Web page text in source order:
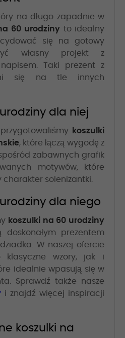
na długo zapadnie w
60 urodziny to idealny
się na gotowy
własny projekt z
Taki prezent z
się na tle innych
dla niej
koszulki
, które łączą wygodę z
zabawnych grafik
motywów, które
charakter solenizantki.
dla niego
koszulki na 60 urodziny
prezentem
W naszej ofercie
klasyczne wzory, jak i
idealnie wpasują się w
Sprawdź także nasze
i znajdź więcej inspiracji
koszulki na